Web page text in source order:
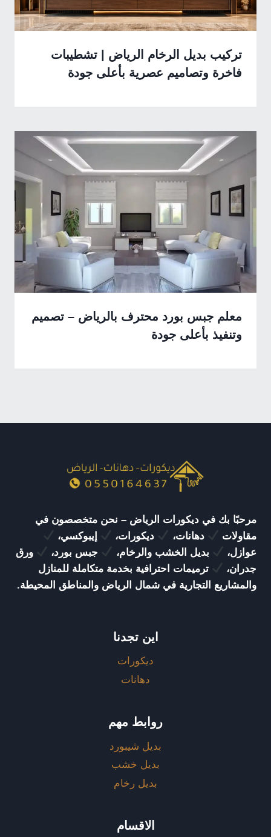
تركيب بديل الرخام الرياض | تشطيبات
فاخرة وتصاميم عصرية بأعلى جودة
معلم جبس بورد محترف بالرياض – تصميم
وتنفيذ بأعلى جودة
مرحبًا بك في ديكورات الرياض – نحن متخصصون في
مقاولات
دهانات، ديكورات،
إيبوكسي،
عوازل،
بديل الخشب والرخام، جبس بورد،
ورق
جدران،
ترميمات احترافية بخدمة متكاملة للمنازل
والمشاريع التجارية في شمال الرياض والمناطق المحيطة.
اين تجدنا
ديكورات
دهانات
روابط مهم
بديل شيبورد
بديل خشب
بديل رخام
الاقسام